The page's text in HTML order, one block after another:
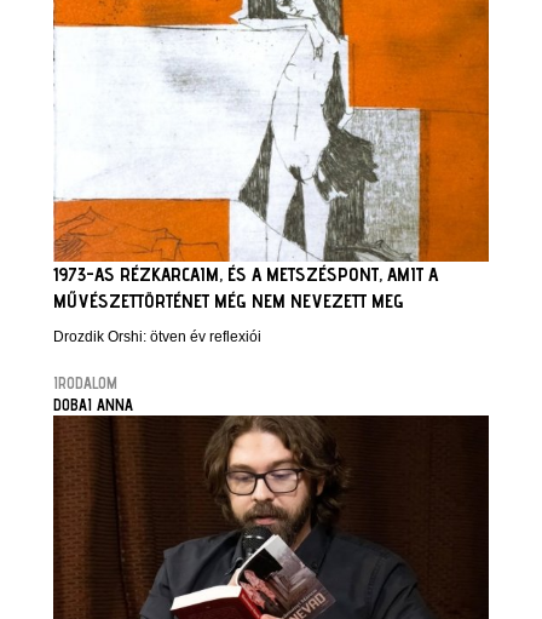
1973-AS RÉZKARCAIM, ÉS A METSZÉSPONT, AMIT A
MŰVÉSZETTÖRTÉNET MÉG NEM NEVEZETT MEG
Drozdik Orshi: ötven év reflexiói
IRODALOM
DOBAI ANNA